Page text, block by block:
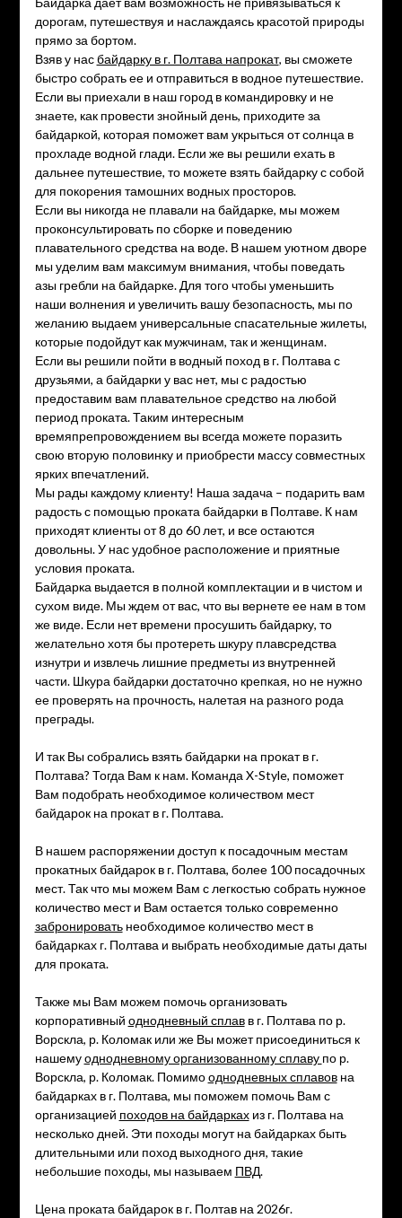
дорогам, путешествуя и наслаждаясь красотой природы
прямо за бортом.
Взяв у насбайдарку в г. Полтава напрокат, вы сможете
быстро собрать ее и отправиться в водное путешествие.
Если вы приехали в наш город в командировку и не
знаете, как провести знойный день, приходите за
байдаркой, которая поможет вам укрыться от солнца в
прохладе водной глади. Если же вы решили ехать в
дальнее путешествие, то можете взять байдарку с собой
для покорения тамошних водных просторов.
Если вы никогда не плавали на байдарке, мы можем
проконсультировать по сборке и поведению
плавательного средства на воде. В нашем уютном дворе
мы уделим вам максимум внимания, чтобы поведать
азы гребли на байдарке. Для того чтобы уменьшить
наши волнения и увеличить вашу безопасность, мы по
желанию выдаем универсальные спасательные жилеты,
которые подойдут как мужчинам, так и женщинам.
Если вы решили пойти в водный поход в г. Полтава с
друзьями, а байдарки у вас нет, мы с радостью
предоставим вам плавательное средство на любой
период проката. Таким интересным
времяпрепровождением вы всегда можете поразить
свою вторую половинку и приобрести массу совместных
ярких впечатлений.
Мы рады каждому клиенту! Наша задача – подарить вам
радость с помощью проката байдарки в Полтаве. К нам
приходят клиенты от 8 до 60 лет, и все остаются
довольны. У нас удобное расположение и приятные
условия проката.
Байдарка выдается в полной комплектации и в чистом и
сухом виде. Мы ждем от вас, что вы вернете ее нам в том
же виде. Если нет времени просушить байдарку, то
желательно хотя бы протереть шкуру плавсредства
изнутри и извлечь лишние предметы из внутренней
части. Шкура байдарки достаточно крепкая, но не нужно
ее проверять на прочность, налетая на разного рода
преграды.
И так Вы собрались взять байдарки на прокат в г.
Полтава? Тогда Вам к нам. Команда X-Style, поможет
Вам подобрать необходимое количеством мест
байдарок на прокат в г. Полтава.
В нашем распоряжении доступ к посадочным местам
прокатных байдарок в г. Полтава, более 100 посадочных
мест. Так что мы можем Вам с легкостью собрать нужное
количество мест и Вам остается только современно
забронироватьнеобходимое количество мест в
байдарках г. Полтава и выбрать необходимые даты даты
для проката.
Также мы Вам можем помочь организовать
корпоративный однодневный сплавв г. Полтава по р.
Ворскла, р. Коломак или же Вы может присоединиться к
нашемуоднодневному организованному сплаву по р.
Ворскла, р. Коломак. Помимооднодневных сплавовна
байдарках в г. Полтава, мы поможем помочь Вам с
организацией походов на байдаркахиз г. Полтава на
несколько дней. Эти походы могут на байдарках быть
длительными или поход выходного дня, такие
небольшие походы, мы называем ПВД.
Цена проката байдарок в г. Полтав на 2026г.